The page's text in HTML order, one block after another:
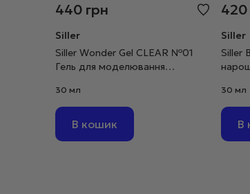
440 грн
Siller
Siller Wonder Gel CLEAR №01
Гель для моделювання
30 мл
В кошик
420
Siller
Siller
30 мл
В